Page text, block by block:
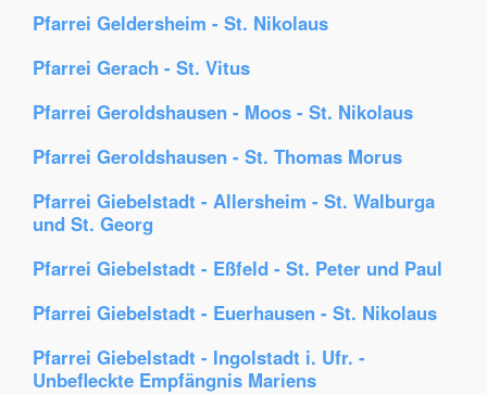
Pfarrei Geldersheim - St. Nikolaus
Pfarrei Gerach - St. Vitus
Pfarrei Geroldshausen - Moos - St. Nikolaus
Pfarrei Geroldshausen - St. Thomas Morus
Pfarrei Giebelstadt - Allersheim - St. Walburga
und St. Georg
Pfarrei Giebelstadt - Eßfeld - St. Peter und Paul
Pfarrei Giebelstadt - Euerhausen - St. Nikolaus
Pfarrei Giebelstadt - Ingolstadt i. Ufr. -
Unbefleckte Empfängnis Mariens